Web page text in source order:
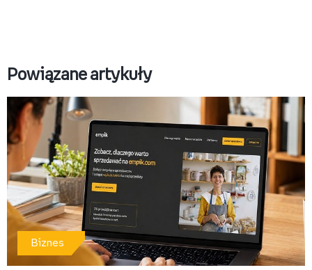
Powiązane artykuły
Biznes